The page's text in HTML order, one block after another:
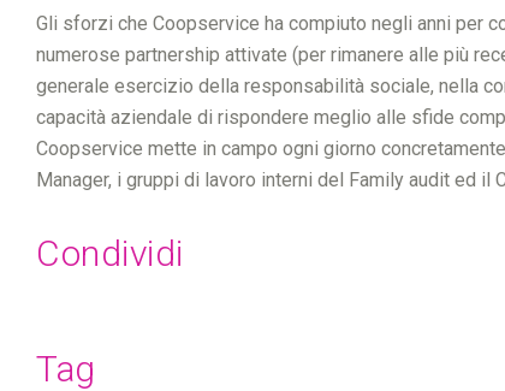
Gli sforzi che Coopservice ha compiuto negli anni per
numerose partnership attivate (per rimanere alle più
generale esercizio della responsabilità sociale, nella
capacità aziendale di rispondere meglio alle sfide
Coopservice mette in campo ogni giorno
Manager, i gruppi di lavoro interni del Family audit ed il
Condividi
Tag